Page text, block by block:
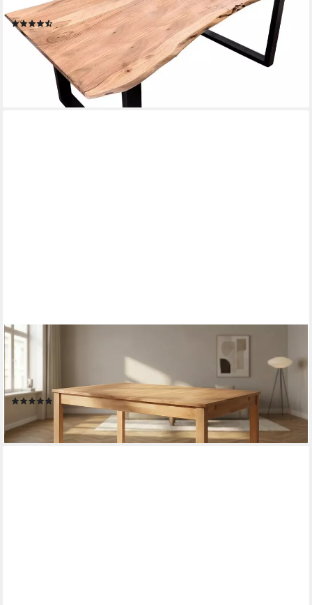
Stahlgestell
(239)
ab 405,12 € UVP852,48 €
lieferbar - in 7-9 Werktagen bei dir
MASSIVART®
Esstisch ausziehbar 125 - 165 cm / Massivholz geölte
Kernbuche »VARIUS«, 40 cm Einlegeplatte • keilgezinkte
Lamellen
(2)
lieferbar - in 5-6 Werktagen bei dir